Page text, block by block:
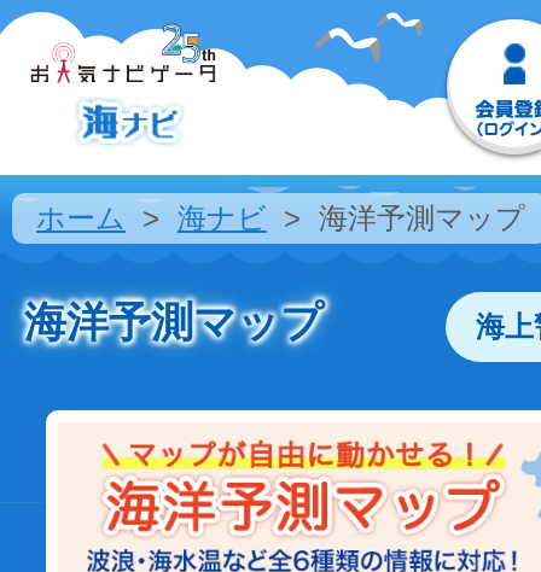
ホーム 海ナビ 海洋予測マップ
海洋予測マップ 海